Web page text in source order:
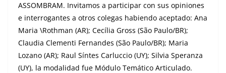
ASSOMBRAM. Invitamos a participar con sus opiniones
e interrogantes a otros colegas habiendo aceptado: Ana
Maria \Rothman (AR); Cecília Gross (São Paulo/BR);
Claudia Clementi Fernandes (São Paulo/BR); Maria
Lozano (AR); Raul Síntes Carluccio (UY); Silvia Speranza
(UY), la modalidad fue Módulo Temático Articulado.